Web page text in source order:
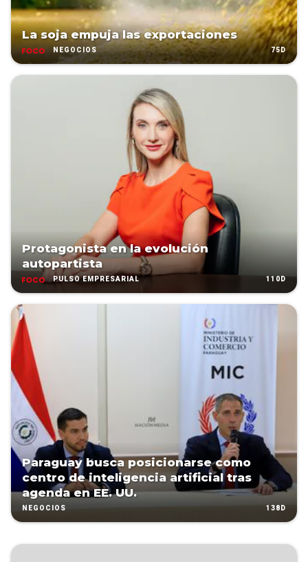
La soja empuja las exportaciones
NEGOCIOS 75D
Protagonista en la evolución
autopartista
PULSO EMPRESARIAL 110D
Paraguay busca posicionarse como
centro de inteligencia artificial tras
agenda en EE. UU.
NEGOCIOS 138D